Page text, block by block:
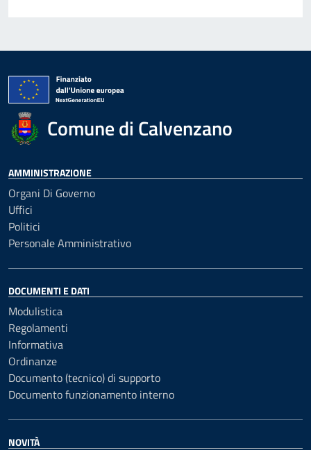
Comune di Calvenzano
AMMINISTRAZIONE
Organi Di Governo
Uffici
Politici
Personale Amministrativo
DOCUMENTI E DATI
Modulistica
Regolamenti
Informativa
Ordinanze
Documento (tecnico) di supporto
Documento funzionamento interno
NOVITÀ